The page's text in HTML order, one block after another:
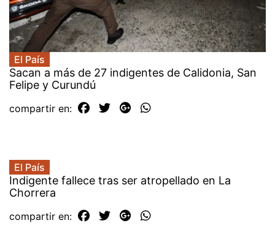
El País
Sacan a más de 27 indigentes de Calidonia, San
Felipe y Curundú
compartir en:
El País
Indigente fallece tras ser atropellado en La
Chorrera
compartir en: